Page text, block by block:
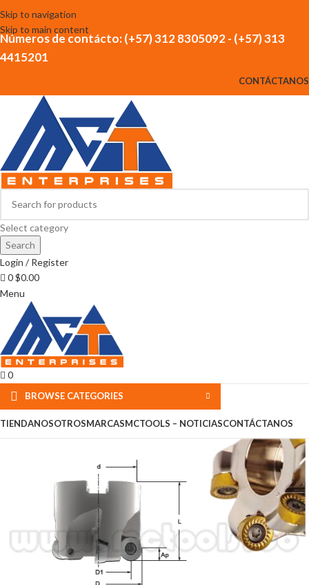
Skip to navigation
Skip to main content
Números de contácto: (+57) 312 8305092 - (+57) 313
4415201
CONTÁCTANOS
Select category
Search
Login / Register
0$0.00
Menu
0
BROWSE CATEGORIES
TIENDANOSOTROSMARCASMCTOOLS – NOTICIASCONTÁCTANOS